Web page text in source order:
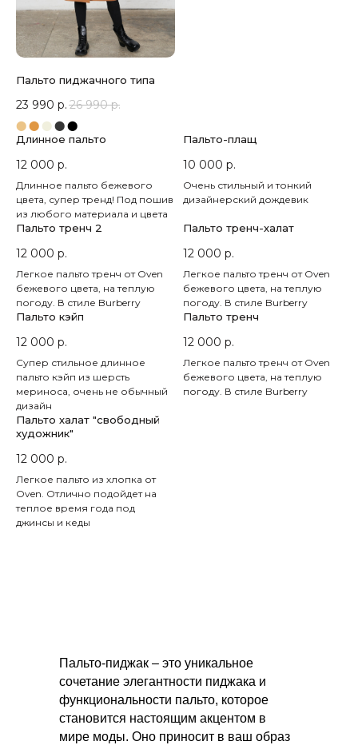
Пальто пиджачного типа
23 990 р. 26 990 р.
⬤ ⬤ ⬤ ⬤ ⬤
Длинное пальто
12 000 р.
Длинное пальто бежевого
цвета, супер тренд! Под пошив
из любого материала и цвета
Пальто-плащ
10 000 р.
Очень стильный и тонкий
дизайнерский дождевик
Пальто тренч 2
12 000 р.
Легкое пальто тренч от Oven
бежевого цвета, на теплую
погоду. В стиле Burberry
Пальто тренч-халат
12 000 р.
Легкое пальто тренч от Oven
бежевого цвета, на теплую
погоду. В стиле Burberry
Пальто кэйп
12 000 р.
Супер стильное длинное
пальто кэйп из шерсть
мериноса, очень не обычный
дизайн
Пальто тренч
12 000 р.
Легкое пальто тренч от Oven
бежевого цвета, на теплую
погоду. В стиле Burberry
Пальто халат "свободный
художник"
12 000 р.
Легкое пальто из хлопка от
Oven. Отлично подойдет на
теплое время года под
джинсы и кеды
Пальто-пиджак – это уникальное
сочетание элегантности пиджака и
функциональности пальто, которое
становится настоящим акцентом в
мире моды. Оно приносит в ваш образ